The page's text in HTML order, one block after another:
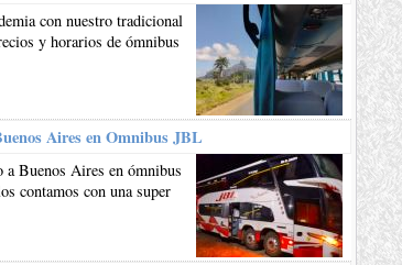
con nuestro tradicional
y horarios de ómnibus
Aires en Omnibus JBL
a Buenos Aires en ómnibus
contamos con una super